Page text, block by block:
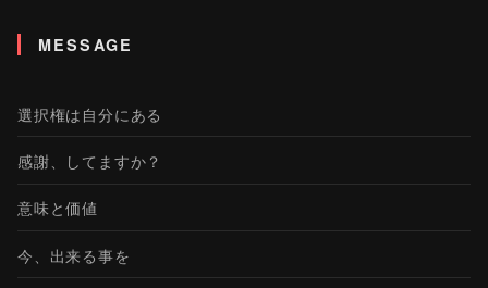
MESSAGE
選択権は自分にある
感謝、してますか？
意味と価値
今、出来る事を